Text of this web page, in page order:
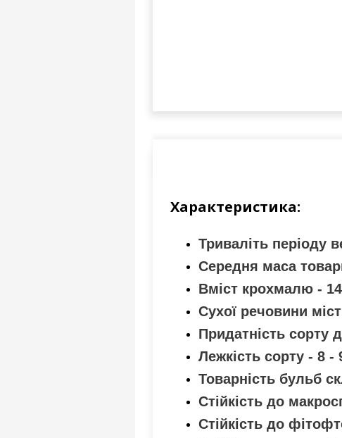
Характеристика:
Триваліть періоду
Середня маса
Вміст крохмалю -
Сухої речовини
Придатність сорту
Лежкість сорту - 8 -
Товарність бульб
Стійкість до
Стійкість до